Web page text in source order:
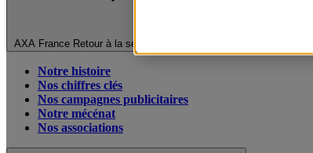
AXA France Retour à la section précédente
Notre histoire
Nos chiffres clés
Nos campagnes publicitaires
Notre mécénat
Nos associations